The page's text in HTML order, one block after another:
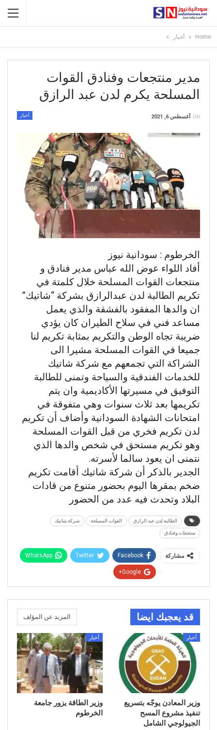
Home أخبار
مدير منتجعات وفنادق القوات
المسلحة يكرم لدن عبد الرازق
أخبار On أغسطس 6, 2021
الخرطوم : سودانية نيوز
أفاد اللواء عوض الله عباس مدير فنادق و
منتجعات القوات المسلحة خلال كلمتة في
تكريم الطالبة لدن عبدالرازق بشركة “شاتيك”
ان والدها المفقود بالفشقة والذي يعمل
مساعد فني في سلاح الطيران كان يؤدي
ضريبة تجاه الوطن والتكريم بمثابة تكريم لنا
جميعا في القوات المسلحة مشيرا الى
الشراكة التي تجمعهم مع شركة شاتيك
للخدمات الفندقية والسياحة وتمنى للطالبة
التوفيق في مسيرتها الأكاديمية وان يتم
تكريمها بعد ثلاث سنوات وهي متفوقة في
امتحانات الشهادة السودانية وأضاف أن تكريم
لدن تكريم فخري من قبل القوات المسلحة
وهو تكريم مستحق في شخص والدها الذي
نتمنى ان يعود سالما لأسرته.
الجدير بالذكر أن شركة شاتيك أقامت تكريم
ضخم بمقرها اليوم بحضور متنوع من قادات
البلاد وتحدث فيه عدد من الحضور
الطالبة لدن عبد الرازق القوات المسلحة شركة شاتيك
منتجعات وفنادق
مشاركة Facebook
Twitter
WhatsApp
Google+
قد يعجبك ايضا المزيد عن المؤلف
أخبار
وزير المعادن يوجّه بتسريع
تنفيذ مشروع المسح
الجيولوجي الشامل
أخبار
وزير الطاقة يزور جامعة
الخرطوم